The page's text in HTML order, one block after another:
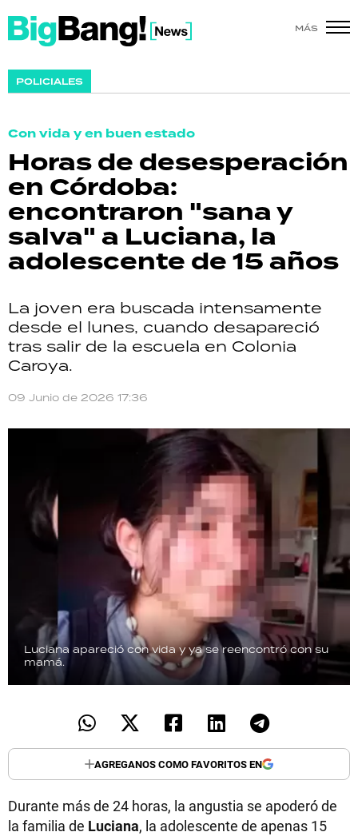
MÁS
POLICIALES
Con vida y en buen estado
Horas de desesperación
en Córdoba:
encontraron "sana y
salva" a Luciana, la
adolescente de 15 años
La joven era buscada intensamente
desde el lunes, cuando desapareció
tras salir de la escuela en Colonia
Caroya.
09 Junio de 2026 17:36
Luciana apareció con vida y ya se reencontró con su
mamá.
AGREGANOS COMO FAVORITOS EN
Durante más de 24 horas, la angustia se apoderó de
la familia de Luciana, la adolescente de apenas 15
SHOW
ACTUALIDAD
POLICIALES
ECONOMÍA
GRAN HERMANO
SALUD
DEPORTES
TECNOLOGÍA
PALABRAS
HORÓSCOPO